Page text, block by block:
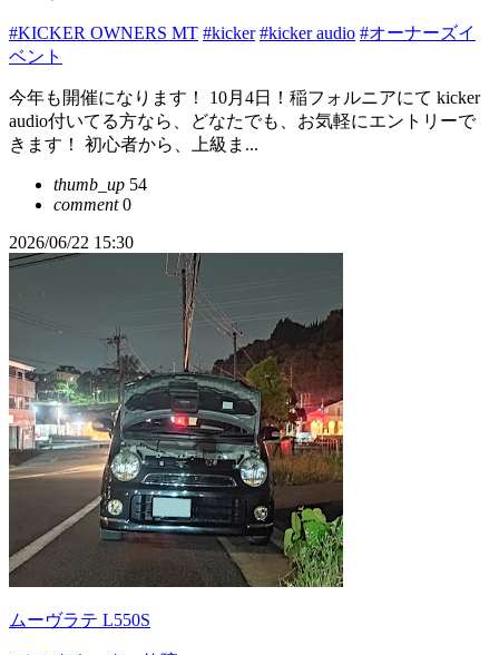
#KICKER OWNERS MT #kicker #kicker audio #オーナーズイ
ベント
今年も開催になります！ 10月4日！稲フォルニアにて kicker
audio付いてる方なら、どなたでも、お気軽にエントリーで
きます！ 初心者から、上級ま...
thumb_up 54
comment0
2026/06/22 15:30
ムーヴラテ L550S